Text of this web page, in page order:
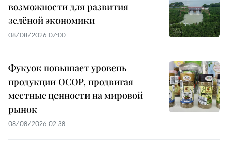
возможности для развития
зелёной экономики
08/08/2026 07:00
Фукуок повышает уровень
продукции OCOP, продвигая
местные ценности на мировой
рынок
08/08/2026 02:38